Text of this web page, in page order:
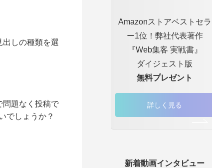
出しの種類を選
問題なく投稿で
でしょうか？
Amazonストアベストセラ
ー1位！弊社代表著作
『Web集客 実戦書』
ダイジェスト版
無料プレゼント
詳しく見る
新着動画インタビュー